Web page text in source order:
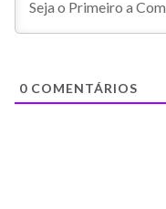
0 COMENTÁRIOS